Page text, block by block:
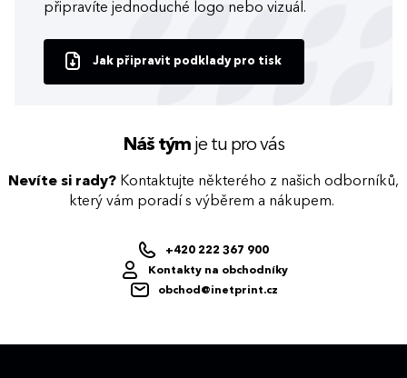
připravíte jednoduché logo nebo vizuál.
Jak připravit podklady pro tisk
Náš týmje tu pro vás
Nevíte si rady? Kontaktujte některého z našich odborníků,
který vám poradí s výběrem a nákupem.
+420 222 367 900
Kontakty na obchodníky
obchod@inetprint.cz